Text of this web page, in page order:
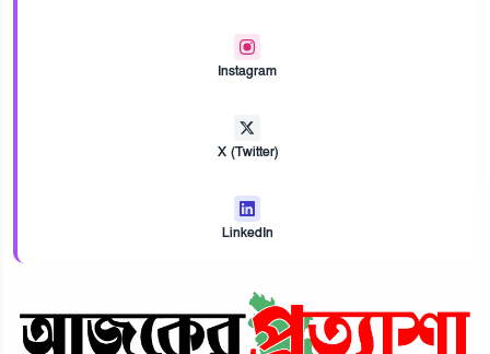
Instagram
X (Twitter)
LinkedIn